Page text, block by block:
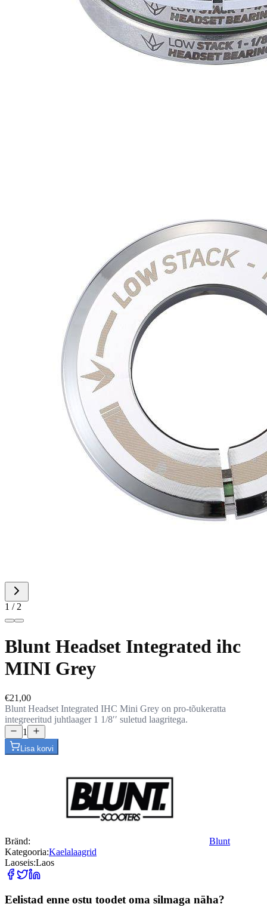
1 / 2
Blunt Headset Integrated ihc
MINI Grey
€21,00
Blunt Headset Integrated IHC Mini Grey on pro-tõukeratta
integreeritud juhtlaager 1 1/8ʹʹ suletud laagritega.
1
Lisa korvi
Bränd:
Blunt
Kategooria:Kaelalaagrid
Laoseis:Laos
Eelistad enne ostu toodet oma silmaga näha?